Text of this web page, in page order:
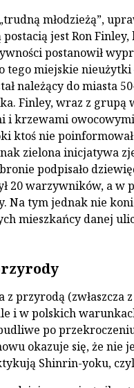
młodzieżą”,
jest Ron
postanowił
tego miejskie
należący do miasta
Finley, wraz z grupą
i krzewami
ktoś nie
zielona inicjatywa
podpisało
20 warzywników, a w
tym jednak nie
mieszkańcy danej
przyrodą (zwłaszcza
i w polskich
po
okazuje się, że nie
Shinrin-yoku,